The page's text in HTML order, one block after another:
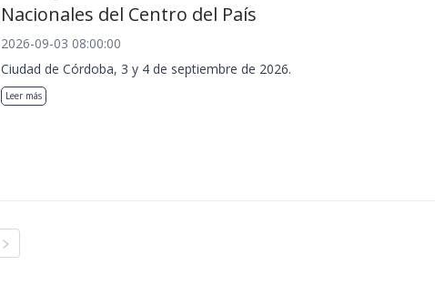
Nacionales del Centro del País
2026-09-03 08:00:00
Ciudad de Córdoba, 3 y 4 de septiembre de 2026.
Leer más